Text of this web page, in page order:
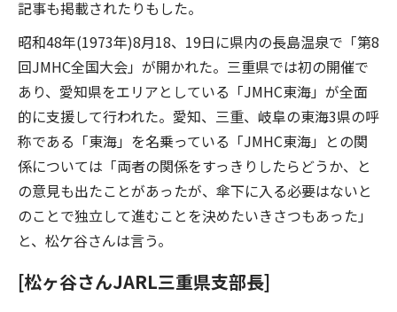
記事も掲載されたりもした。
昭和48年(1973年)8月18、19日に県内の長島温泉で「第8
回JMHC全国大会」が開かれた。三重県では初の開催で
あり、愛知県をエリアとしている「JMHC東海」が全面
的に支援して行われた。愛知、三重、岐阜の東海3県の呼
称である「東海」を名乗っている「JMHC東海」との関
係については「両者の関係をすっきりしたらどうか、と
の意見も出たことがあったが、傘下に入る必要はないと
のことで独立して進むことを決めたいきさつもあった」
と、松ケ谷さんは言う。
[松ヶ谷さんJARL三重県支部長]